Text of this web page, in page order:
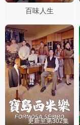
百味人生
更新至第302集